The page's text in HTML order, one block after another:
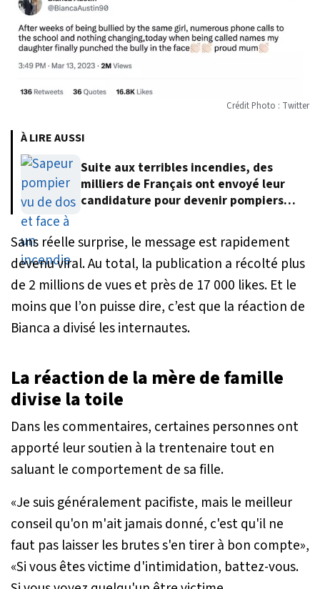
Crédit Photo : Twitter
À LIRE AUSSI
Suite aux terribles incendies, des
milliers de Français ont envoyé leur
candidature pour devenir pompiers
Sans réelle surprise, le message est rapidement
devenu viral. Au total, la publication a récolté plus
de 2 millions de vues et près de 17 000 likes. Et le
moins que l’on puisse dire, c’est que la réaction de
Bianca a divisé les internautes.
La réaction de la mère de famille
divise la toile
Dans les commentaires, certaines personnes ont
apporté leur soutien à la trentenaire tout en
saluant le comportement de sa fille.
«Je suis généralement pacifiste, mais le meilleur
conseil qu'on m'ait jamais donné, c'est qu'il ne
faut pas laisser les brutes s'en tirer à bon compte»,
«Si vous êtes victime d'intimidation, battez-vous.